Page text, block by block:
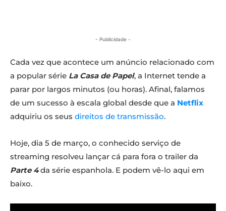
- Publicidade -
Cada vez que acontece um anúncio relacionado com
a popular série La Casa de Papel, a Internet tende a
parar por largos minutos (ou horas). Afinal, falamos
de um sucesso à escala global desde que a Netflix
adquiriu os seus direitos de transmissão.
Hoje, dia 5 de março, o conhecido serviço de
streaming resolveu lançar cá para fora o trailer da
Parte 4da série espanhola. E podem vê-lo aqui em
baixo.